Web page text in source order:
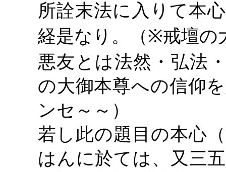
所詮末法に入りて本
経是なり。（※戒壇の
悪友とは法然・弘法
の大御本尊への信仰
ンセ～～）
若し此の題目の本心（
はんに於ては、又三